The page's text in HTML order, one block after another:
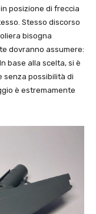
posizione di freccia
Stesso discorso
bisogna
dovranno assumere:
base alla scelta, si è
senza possibilità di
è estremamente